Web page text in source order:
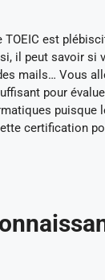
est
il peut savoir si
mails… Vous
pour
puisque
certification